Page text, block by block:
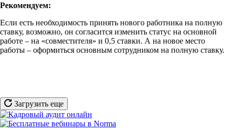
Рекомендуем:
Если есть необходимость принять нового работника на полную
ставку, возможно, он согласится изменить статус на основной
работе – на «совместителя» и 0,5 ставки. А на новое место
работы – оформиться основным сотрудником на полную ставку.
Загрузить еще